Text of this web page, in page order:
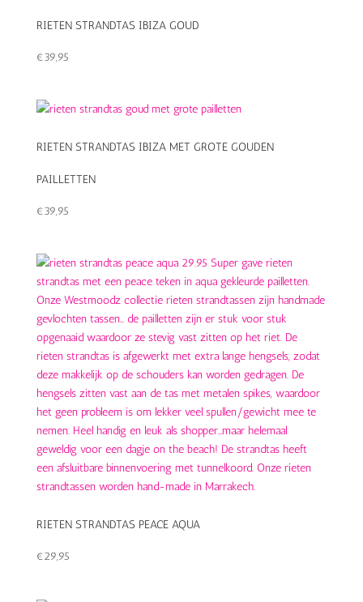
RIETEN STRANDTAS IBIZA GOUD
€39,95
RIETEN STRANDTAS IBIZA MET GROTE GOUDEN
PAILLETTEN
€39,95
RIETEN STRANDTAS PEACE AQUA
€29,95